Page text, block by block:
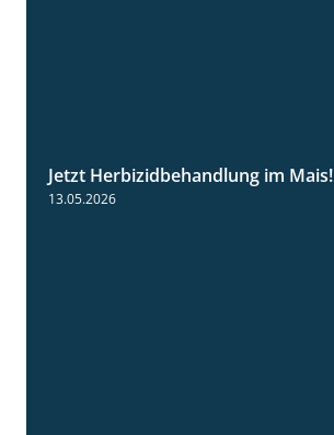
Jetzt Herbizidbehandlung im Mais!
13.05.2026